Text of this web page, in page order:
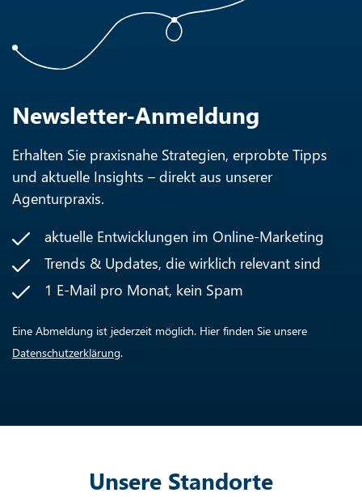
Newsletter-Anmeldung
Erhalten Sie praxisnahe Strategien, erprobte Tipps
und aktuelle Insights – direkt aus unserer
Agenturpraxis.
aktuelle Entwicklungen im Online-Marketing
Trends & Updates, die wirklich relevant sind
1 E-Mail pro Monat, kein Spam
Eine Abmeldung ist jederzeit möglich. Hier finden Sie unsere
Datenschutzerklärung.
Unsere Standorte